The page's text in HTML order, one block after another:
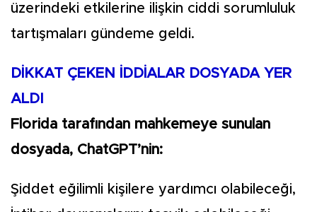
üzerindeki etkilerine ilişkin ciddi sorumluluk
tartışmaları gündeme geldi.
DİKKAT ÇEKEN İDDİALAR DOSYADA YER
ALDI
Florida tarafından mahkemeye sunulan
dosyada, ChatGPT’nin:
Şiddet eğilimli kişilere yardımcı olabileceği,